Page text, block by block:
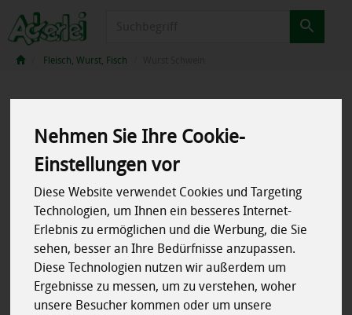
Nehmen Sie Ihre Cookie-
Einstellungen vor
Diese Website verwendet Cookies und Targeting
Technologien, um Ihnen ein besseres Internet-
Erlebnis zu ermöglichen und die Werbung, die Sie
sehen, besser an Ihre Bedürfnisse anzupassen.
Diese Technologien nutzen wir außerdem um
Ergebnisse zu messen, um zu verstehen, woher
unsere Besucher kommen oder um unsere
Fleisch, Wurst, Fisch